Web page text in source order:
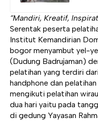
“Mandiri, Kreatif,
Serentak peserta
Institut Kemandirian
bogor menyambut yel-
(Dudung Badrujaman)
pelatihan yang terdiri
handphone dan
mengikuti pelatihan
dua hari yaitu pada
di gedung Yayasan